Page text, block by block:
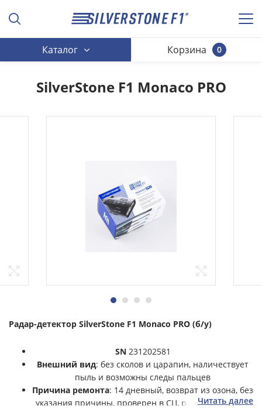
Каталог 0
Корзина
SilverStone F1 Monaco PRO
Читать далее
Радар-детектор SilverStone F1 Monaco PRO (б/у)
SN231202581
Внешний вид: без сколов и царапин, наличествует
пыль и возможны следы пальцев
Причина ремонта: 14 дневный, возврат из озона, без
указания причины, проверен в СЦ, работает штатно